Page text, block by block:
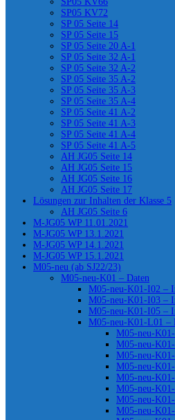
SP05 KV72
SP 05 Seite 14
SP 05 Seite 15
SP 05 Seite 20 A-1
SP 05 Seite 32 A-1
SP 05 Seite 32 A-2
SP 05 Seite 35 A-2
SP 05 Seite 35 A-3
SP 05 Seite 35 A-4
SP 05 Seite 41 A-2
SP 05 Seite 41 A-3
SP 05 Seite 41 A-4
SP 05 Seite 41 A-5
AH JG05 Seite 14
AH JG05 Seite 15
AH JG05 Seite 16
AH JG05 Seite 17
Lösungen zur Inhalten der Klasse 5
AH JG05 Seite 6
M-JG05 WP 11.01.2021
M-JG05 WP 13.1.2021
M-JG05 WP 14.1.2021
M-JG05 WP 15.1.2021
M05-neu (ab SJ22/23)
M05-neu-K01 – Daten
M05-neu-K01-I02 –
M05-neu-K01-I03 –
M05-neu-K01-I05 –
M05-neu-K01-L01 –
M05-neu-
M05-neu-
M05-neu-
M05-neu-
M05-neu-
M05-neu-
M05-neu-
M05-neu-